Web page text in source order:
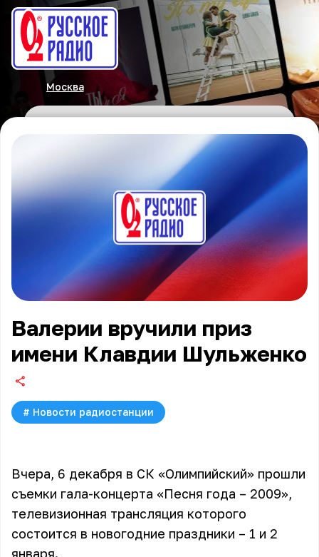
Москва
Валерии вручили приз
имени Клавдии Шульженко
# Новости радиостанции
Вчера, 6 декабря в СК «Олимпийский» прошли
съемки гала-концерта «Песня года – 2009»,
телевизионная трансляция которого
состоится в новогодние праздники – 1 и 2
января.